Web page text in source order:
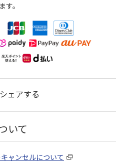
。
シェアする
いて
ャンセルについて